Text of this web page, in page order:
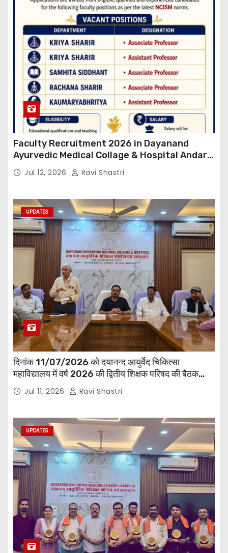
Faculty Recruitment 2026 in Dayanand
Ayurvedic Medical Collage & Hospital Andar
Road ,Siwan
Jul 12, 2026 Ravi Shastri
UPDATES
दिनांक 11/07/2026 को दयानन्द आयुर्वेद चिकित्सा
महाविद्यालय में वर्ष 2026 की द्वितीय शिक्षक परिषद की बैठक
प्राचार्य की अध्यक्षता में हुई। बैठक मे महाविद्यालय सभी
विभागाध्यक्ष एवं शिक्षक सम्मिलित हुए।
Jul 11, 2026 Ravi Shastri
UPDATES